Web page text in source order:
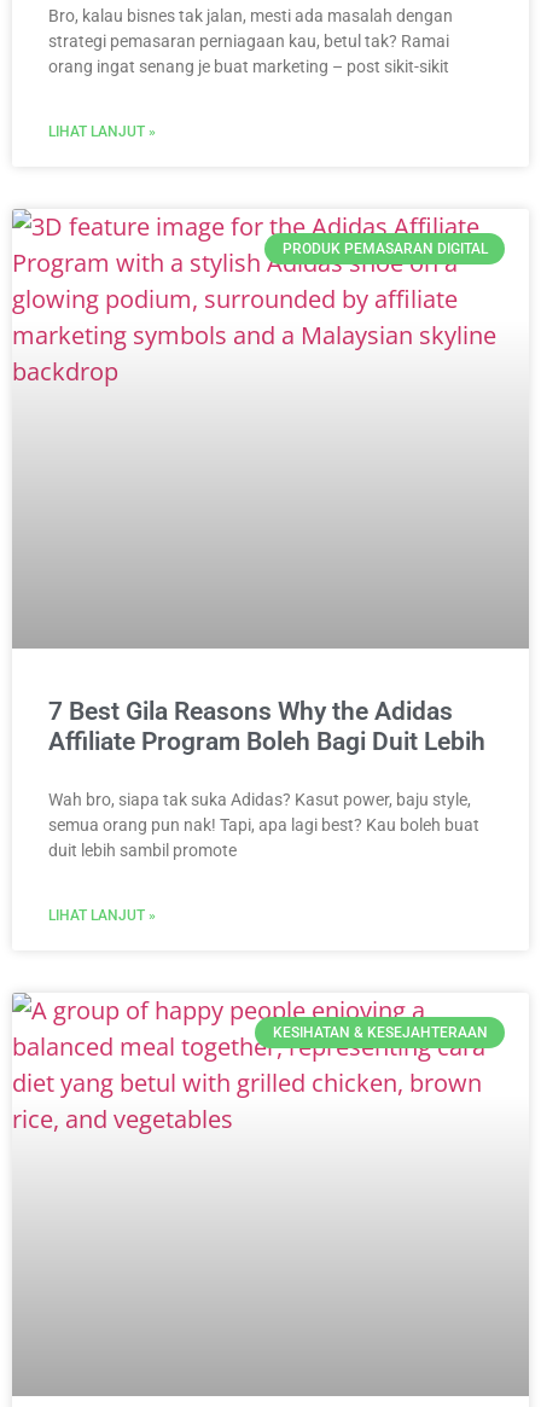
Bro, kalau bisnes tak jalan, mesti ada masalah dengan
strategi pemasaran perniagaan kau, betul tak? Ramai
orang ingat senang je buat marketing – post sikit-sikit
LIHAT LANJUT »
PRODUK PEMASARAN DIGITAL
7 Best Gila Reasons Why the Adidas
Affiliate Program Boleh Bagi Duit Lebih
Wah bro, siapa tak suka Adidas? Kasut power, baju style,
semua orang pun nak! Tapi, apa lagi best? Kau boleh buat
duit lebih sambil promote
LIHAT LANJUT »
KESIHATAN & KESEJAHTERAAN